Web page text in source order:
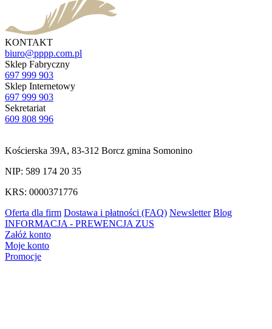
KONTAKT
biuro@pppp.com.pl
Sklep Fabryczny
697 999 903
Sklep Internetowy
697 999 903
Sekretariat
609 808 996
Kościerska 39A, 83-312 Borcz gmina Somonino
NIP: 589 174 20 35
KRS: 0000371776
Oferta dla firm Dostawa i płatności (FAQ) Newsletter Blog
INFORMACJA - PREWENCJA ZUS
Załóż konto
Moje konto
Promocje